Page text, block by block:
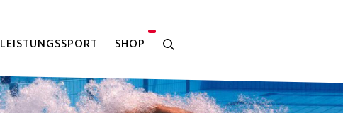
LEISTUNGSSPORT SHOP